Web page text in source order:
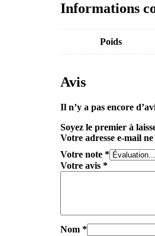
Informations
Poids
Avis
Il n’y a pas encore
Soyez le premier à
Votre adresse e-mail
Votre note *
Votre avis *
Nom *